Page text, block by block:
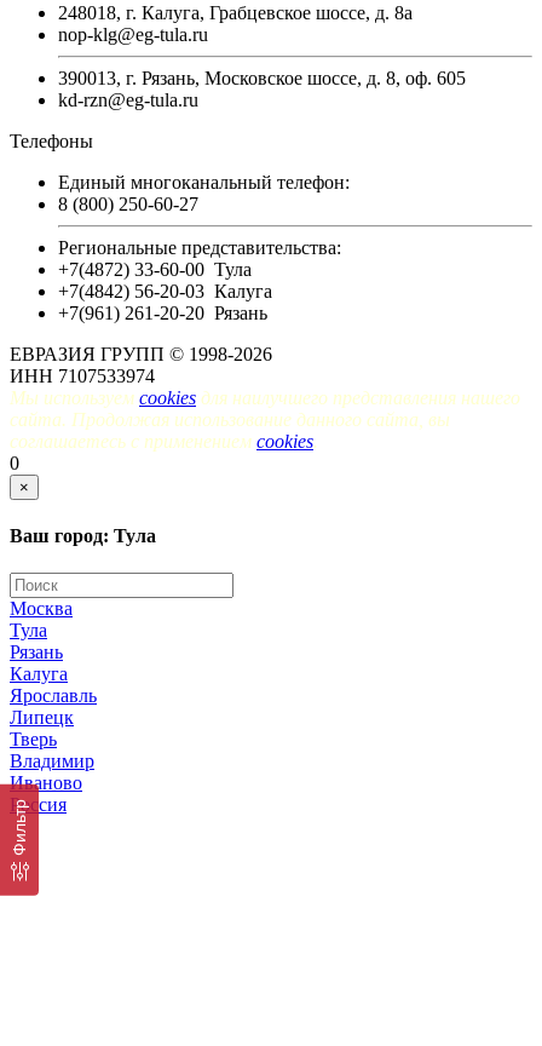
Фильтр
248018, г. Калуга, Грабцевское шоссе, д. 8а
nop-klg@eg-tula.ru
390013, г. Рязань, Московское шоссе, д. 8, оф. 605
kd-rzn@eg-tula.ru
Телефоны
Единый многоканальный телефон:
8 (800) 250-60-27
Региональные представительства:
+7(4872) 33-60-00 Тула
+7(4842) 56-20-03 Калуга
+7(961) 261-20-20 Рязань
ЕВРАЗИЯ ГРУПП © 1998-2026
ИНН 7107533974
Мы используем cookies для наилучшего представления нашего
сайта. Продолжая использование данного сайта, вы
соглашаетесь с применением cookies.
0
×
Ваш город: Тула
Москва
Тула
Рязань
Калуга
Ярославль
Липецк
Тверь
Владимир
Иваново
Россия